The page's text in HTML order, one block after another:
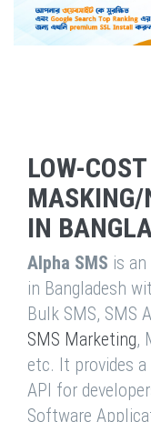
LOW-COST
MASKING/
IN
Alpha SMS is
in Bangladesh
Bulk SMS, SMS
SMS Marketing,
etc. It provides
API for
Software